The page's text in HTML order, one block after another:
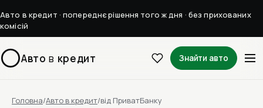
Авто в кредит · попереднє рішення того ж дня · без прихованих
комісій
Авто в кредит Знайти авто
Головна/Авто в кредит/від ПриватБанку